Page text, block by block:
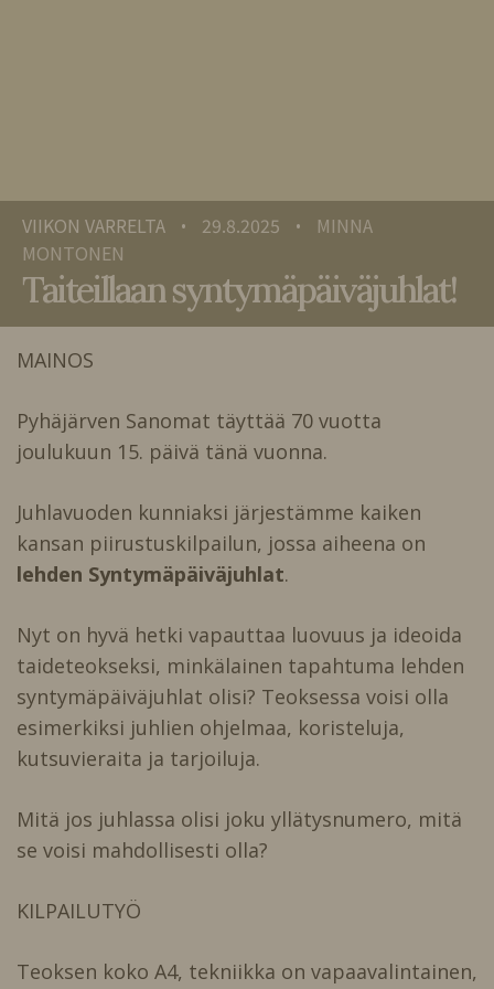
VIIKON VARRELTA • 29.8.2025 •
MINNA
MONTONEN
Taiteillaan syntymäpäiväjuhlat!
MAINOS
Pyhäjärven Sanomat täyttää 70 vuotta
joulukuun 15. päivä tänä vuonna.
Juhlavuoden kunniaksi järjestämme kaiken
kansan piirustuskilpailun, jossa aiheena on
lehden Syntymäpäiväjuhlat.
Nyt on hyvä hetki vapauttaa luovuus ja ideoida
taideteokseksi, minkälainen tapahtuma lehden
syntymäpäiväjuhlat olisi? Teoksessa voisi olla
esimerkiksi juhlien ohjelmaa, koristeluja,
kutsuvieraita ja tarjoiluja.
Mitä jos juhlassa olisi joku yllätysnumero, mitä
se voisi mahdollisesti olla?
KILPAILUTYÖ
Teoksen koko A4, tekniikka on vapaavalintainen,